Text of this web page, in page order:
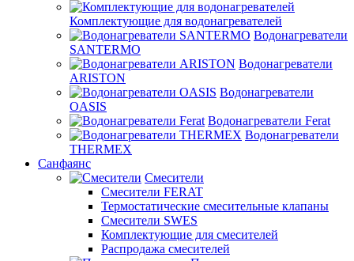
Комплектующие для водонагревателей
Водонагреватели
SANTERMO
Водонагреватели
ARISTON
Водонагреватели
OASIS
Водонагреватели Ferat
Водонагреватели
THERMEX
Санфаянс
Смесители
Смесители FERAT
Термостатические смесительные клапаны
Смесители SWES
Комплектующие для смесителей
Распродажа смесителей